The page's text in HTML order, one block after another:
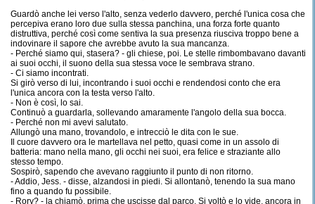
Guardò anche lei verso l'alto, senza vederlo davvero, perché l'unica cosa che
percepiva erano loro due sulla stessa panchina, una forza forte quanto
distruttiva, perché così come sentiva la sua presenza riusciva troppo bene a
indovinare il sapore che avrebbe avuto la sua mancanza.
- Perché siamo qui, stasera? - gli chiese, poi. Le stelle rimbombavano davanti
ai suoi occhi, il suono della sua stessa voce le sembrava strano.
- Ci siamo incontrati.
Si girò verso di lui, incontrando i suoi occhi e rendendosi conto che era
l'unica ancora con la testa verso l'alto.
- Non è così, lo sai.
Continuò a guardarla, sollevando amaramente l'angolo della sua bocca.
- Perché non mi avevi salutato.
Allungò una mano, trovandolo, e intrecciò le dita con le sue.
Il cuore davvero ora le martellava nel petto, quasi come in un assolo di
batteria: mano nella mano, gli occhi nei suoi, era felice e straziante allo
stesso tempo.
Sospirò, sapendo che avevano raggiunto il punto di non ritorno.
- Addio, Jess. - disse, alzandosi in piedi. Si allontanò, tenendo la sua mano
fino a quando fu possibile.
- Rory? - la chiamò, prima che uscisse dal parco. Si voltò e lo vide, ancora in